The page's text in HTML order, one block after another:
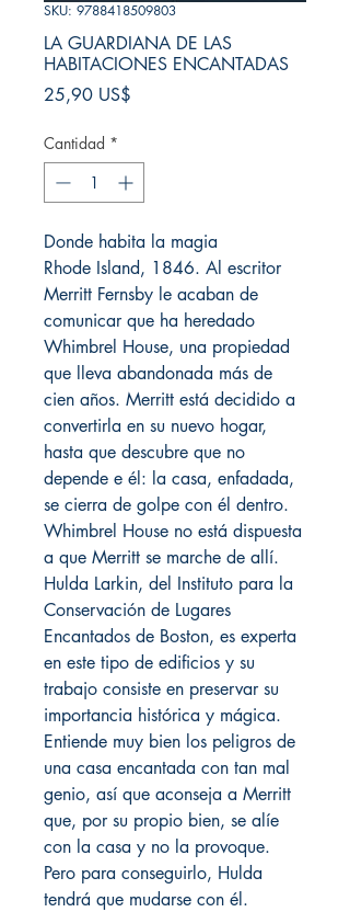
SKU: 9788418509803
LA GUARDIANA DE LAS
HABITACIONES ENCANTADAS
25,90 US$
Cantidad *
Donde habita la magia
Rhode Island, 1846. Al escritor
Merritt Fernsby le acaban de
comunicar que ha heredado
Whimbrel House, una propiedad
que lleva abandonada más de
cien años. Merritt está decidido a
convertirla en su nuevo hogar,
hasta que descubre que no
depende e él: la casa, enfadada,
se cierra de golpe con él dentro.
Whimbrel House no está dispuesta
a que Merritt se marche de allí.
Hulda Larkin, del Instituto para la
Conservación de Lugares
Encantados de Boston, es experta
en este tipo de edificios y su
trabajo consiste en preservar su
importancia histórica y mágica.
Entiende muy bien los peligros de
una casa encantada con tan mal
genio, así que aconseja a Merritt
que, por su propio bien, se alíe
con la casa y no la provoque.
Pero para conseguirlo, Hulda
tendrá que mudarse con él.